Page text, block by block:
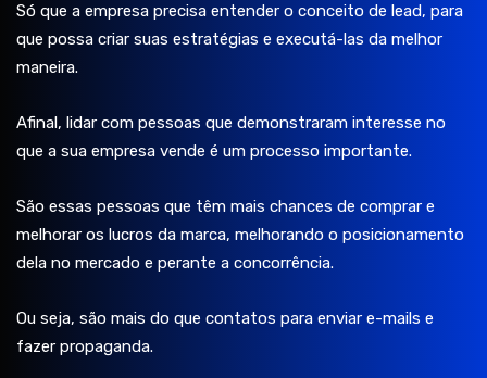
Só que a empresa precisa entender o conceito de lead, para
que possa criar suas estratégias e executá-las da melhor
maneira.
Afinal, lidar com pessoas que demonstraram interesse no
que a sua empresa vende é um processo importante.
São essas pessoas que têm mais chances de comprar e
melhorar os lucros da marca, melhorando o posicionamento
dela no mercado e perante a concorrência.
Ou seja, são mais do que contatos para enviar e-mails e
fazer propaganda.